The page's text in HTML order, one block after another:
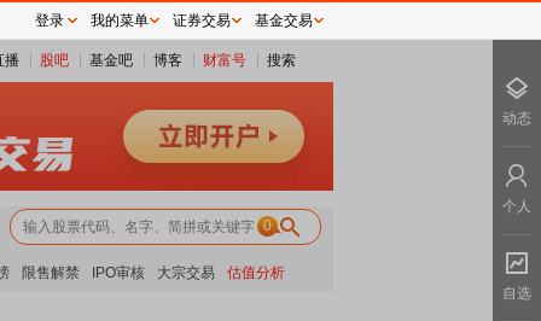
播 股吧 基金吧 博客 财富号 搜索
0
限售解禁 IPO审核 大宗交易 估值分析
登录 我的菜单 证券交易 基金交易
动态
个人
自选